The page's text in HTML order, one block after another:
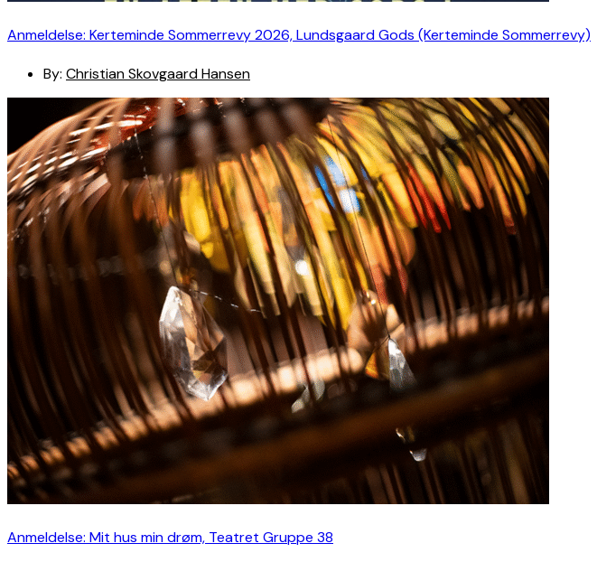
Anmeldelse: Kerteminde Sommerrevy 2026, Lundsgaard Gods (Kerteminde Sommerrevy)
By: Christian Skovgaard Hansen
Anmeldelse: Mit hus min drøm, Teatret Gruppe 38